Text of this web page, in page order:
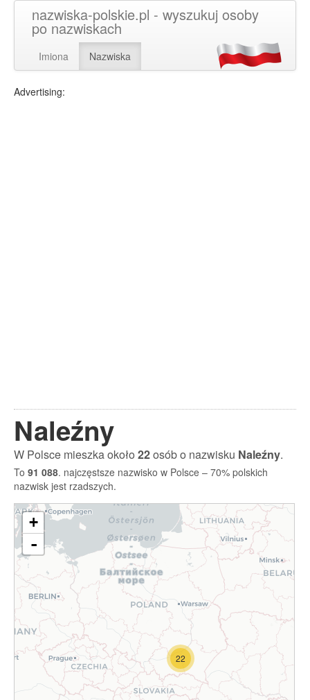
nazwiska-polskie.pl - wyszukuj osoby
po nazwiskach
Imiona Nazwiska
Advertising:
Naleźny
W Polsce mieszka około22osób o nazwisku Naleźny.
To 91 088. najczęstsze nazwisko w Polsce – 70% polskich
nazwisk jest rzadszych.
22
+
-